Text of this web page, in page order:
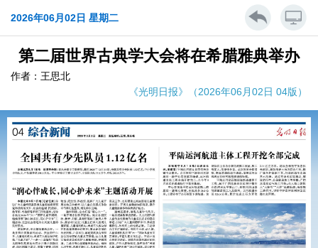
2026年06月02日 星期二
第二届世界古典学大会将在希腊雅典举办
作者：王思北
《光明日报》（2026年06月02日 04版）